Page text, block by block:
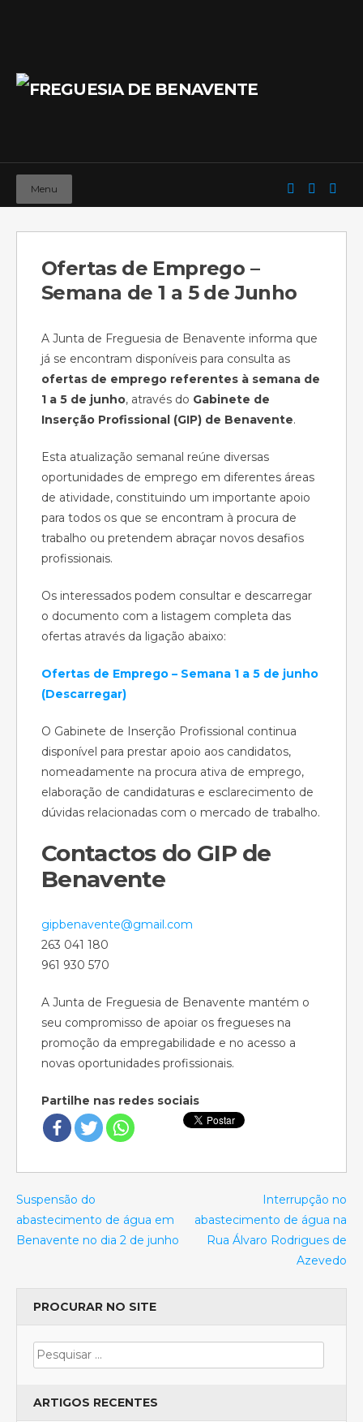
Menu
Ofertas de Emprego –
Semana de 1 a 5 de Junho
A Junta de Freguesia de Benavente informa que
já se encontram disponíveis para consulta as
ofertas de emprego referentes à semana de
1 a 5 de junho, através do Gabinete de
Inserção Profissional (GIP) de Benavente.
Esta atualização semanal reúne diversas
oportunidades de emprego em diferentes áreas
de atividade, constituindo um importante apoio
para todos os que se encontram à procura de
trabalho ou pretendem abraçar novos desafios
profissionais.
Os interessados podem consultar e descarregar
o documento com a listagem completa das
ofertas através da ligação abaixo:
Ofertas de Emprego – Semana 1 a 5 de junho
(Descarregar)
O Gabinete de Inserção Profissional continua
disponível para prestar apoio aos candidatos,
nomeadamente na procura ativa de emprego,
elaboração de candidaturas e esclarecimento de
dúvidas relacionadas com o mercado de trabalho.
Contactos do GIP de
Benavente
gipbenavente@gmail.com
263 041 180
961 930 570
A Junta de Freguesia de Benavente mantém o
seu compromisso de apoiar os fregueses na
promoção da empregabilidade e no acesso a
novas oportunidades profissionais.
Partilhe nas redes sociais
Suspensão do
abastecimento de água em
Benavente no dia 2 de junho
Interrupção no
abastecimento de água na
Rua Álvaro Rodrigues de
Azevedo
PROCURAR NO SITE
ARTIGOS RECENTES